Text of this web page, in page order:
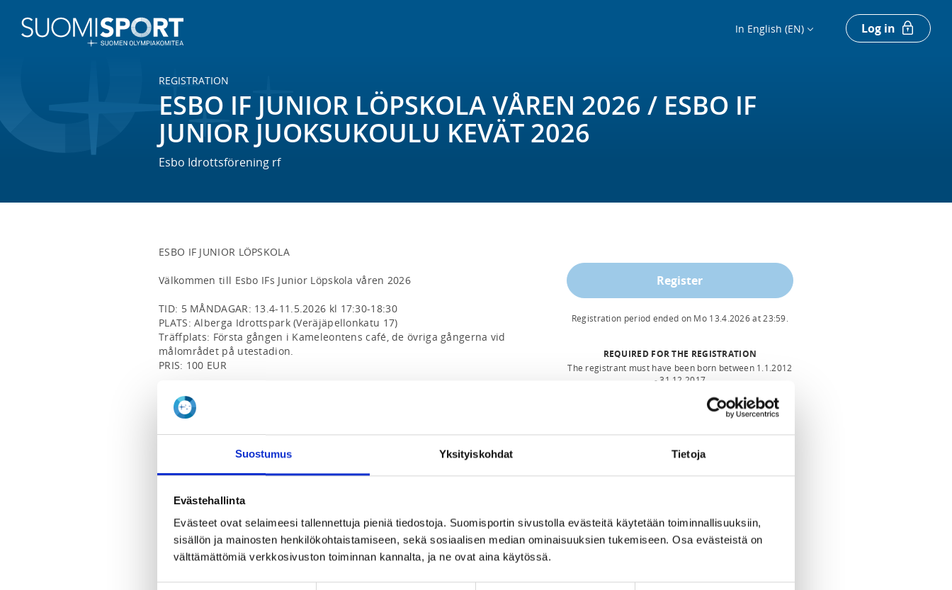
Suostumus Yksityiskohdat Tietoja
Evästehallinta
Evästeet ovat selaimeesi tallennettuja pieniä tiedostoja. Suomisportin sivustolla evästeitä käytetään toiminnallisuuksiin,
sisällön ja mainosten henkilökohtaistamiseen, sekä sosiaalisen median ominaisuuksien tukemiseen. Osa evästeistä on
välttämättömiä verkkosivuston toiminnan kannalta, ja ne ovat aina käytössä.
In English (EN) Log in
REGISTRATION
ESBO IF JUNIOR LÖPSKOLA VÅREN 2026 / ESBO IF
JUNIOR JUOKSUKOULU KEVÄT 2026
Esbo Idrottsförening rf
ESBO IF JUNIOR LÖPSKOLA
Välkommen till Esbo IFs Junior Löpskola våren 2026
TID: 5 MÅNDAGAR: 13.4-11.5.2026 kl 17:30-18:30
PLATS: Alberga Idrottspark (Veräjäpellonkatu 17)
Träffplats: Första gången i Kameleontens café, de övriga gångerna vid
målområdet på utestadion.
PRIS: 100 EUR
Vi tränar ute oberoende av väder, så kläder enligt väder. Bra löpskor är
att rekommendera.
Välkommen!
maraton.esboif(at)gmail.com
***********************
JUOKSUKOULU
Tervetuloa Esbo IFn Junior Juoksukouluun våren 2026
Register
Registration period ended on Mo 13.4.2026at23:59.
REQUIRED FOR THE REGISTRATION
The registrant must have been born between 1.1.2012
- 31.12.2017